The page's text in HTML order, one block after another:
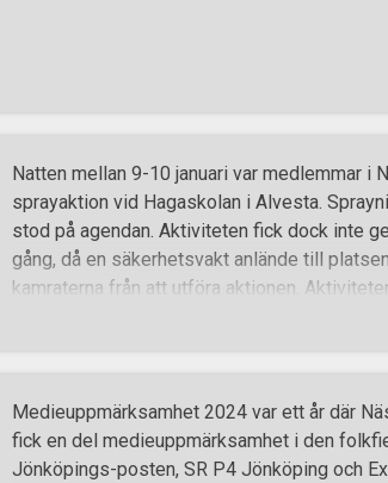
Natten mellan 9-10 januari var medlemmar i
sprayaktion vid Hagaskolan i Alvesta.
stod på agendan. Aktiviteten fick dock inte
gång, då en säkerhetsvakt anlände till
kamraterna från att utföra aktionen.
också problemen som massinvandringen
Se till att du också blir organiserad så du
Aktivera dig och anslut dig till Nordiska
Medieuppmärksamhet 2024 var ett år där
fick en del medieuppmärksamhet i den
Jönköpings-posten, SR P4 Jönköping och